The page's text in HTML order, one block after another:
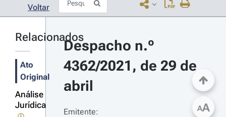
Voltar
Relacionados
Ato
Original
Análise
Jurídica
Despacho n.º
4362/2021, de 29 de
abril
Emitente:
AA